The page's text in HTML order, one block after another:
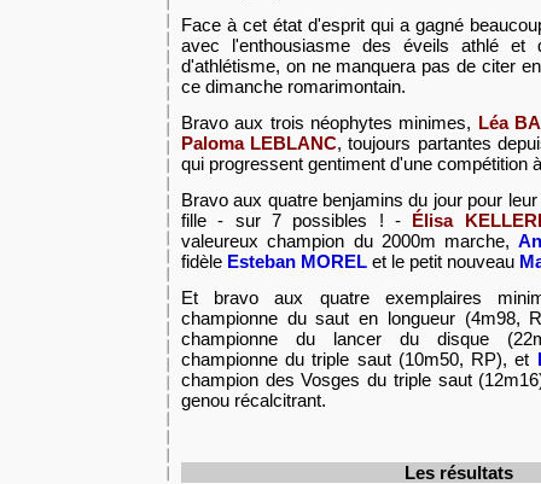
Face à cet état d'esprit qui a gagné
avec l'enthousiasme des éveils athlé et
d'athlétisme, on ne manquera pas de citer
ce dimanche romarimontain.
Bravo aux trois néophytes minimes, Léa
Paloma LEBLANC, toujours partantes
qui progressent gentiment d'une compétition
Bravo aux quatre benjamins du jour pour
fille - sur 7 possibles ! - Élisa
valeureux champion du 2000m marche,
fidèle Esteban MOREL et le petit nouveau
Et bravo aux quatre exemplaires
championne du saut en longueur (4m98,
championne du lancer du disque
championne du triple saut (10m50, RP), et
champion des Vosges du triple saut
genou récalcitrant.
Les résultats